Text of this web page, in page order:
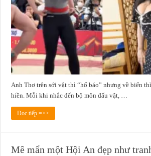
Anh Thơ trên sới vật thì “hổ báo” nhưng về biển
hiền. Mỗi khi nhắc đến bộ môn đấu vật, …
Đọc tiếp =>>
Mê mẩn một Hội An đẹp như